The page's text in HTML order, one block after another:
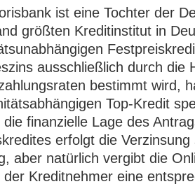
ist eine Tochter der
größten Kreditinstitut in
ausschließlich durch die
bestimmt wird,
Top-Kredit
finanzielle Lage des
erfolgt die Verzinsung
aber natürlich vergibt die
Kreditnehmer eine